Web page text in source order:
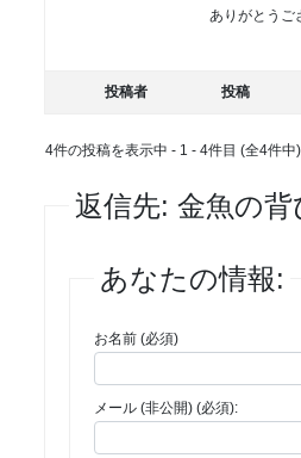
ありがとうご
投稿者 投稿
4件の投稿を表示中 - 1 - 4件目 (全4件中)
返信先: 金魚の
あなたの情報:
お名前 (必須)
メール (非公開) (必須):